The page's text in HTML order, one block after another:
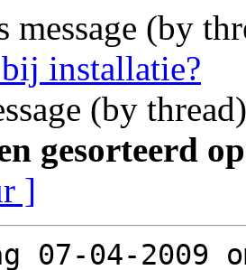
message (by
installatie?
(by
gesorteerd
]
07-04-